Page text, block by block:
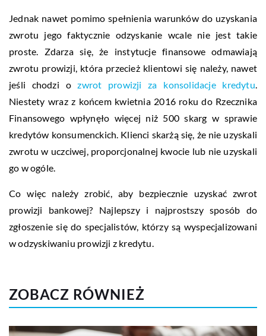
Jednak nawet pomimo spełnienia warunków do uzyskania
zwrotu jego faktycznie odzyskanie wcale nie jest takie
proste. Zdarza się, że instytucje finansowe odmawiają
zwrotu prowizji, która przecież klientowi się należy, nawet
jeśli chodzi ozwrot prowizji za konsolidacje kredytu.
Niestety wraz z końcem kwietnia 2016 roku do Rzecznika
Finansowego wpłynęło więcej niż 500 skarg w sprawie
kredytów konsumenckich. Klienci skarżą się, że nie uzyskali
zwrotu w uczciwej, proporcjonalnej kwocie lub nie uzyskali
go w ogóle.
Co więc należy zrobić, aby bezpiecznie uzyskać zwrot
prowizji bankowej? Najlepszy i najprostszy sposób do
zgłoszenie się do specjalistów, którzy są wyspecjalizowani
w odzyskiwaniu prowizji z kredytu.
ZOBACZ RÓWNIEŻ